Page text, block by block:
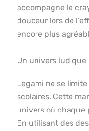
accompagne le
douceur lors de
encore plus
Un univers ludique
Legami ne se
scolaires. Cette
univers où chaque
En utilisant des